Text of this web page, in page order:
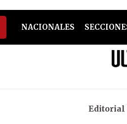
NACIONALES
Editorial